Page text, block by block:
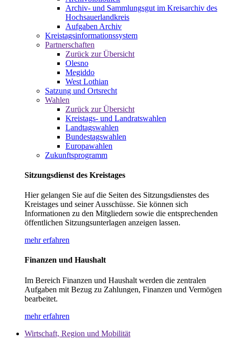
Archiv- und Sammlungsgut im Kreisarchiv des
Hochsauerlandkreis
Aufgaben Archiv
Kreistagsinformationssystem
Partnerschaften
Zurück zur Übersicht
Olesno
Megiddo
West Lothian
Satzung und Ortsrecht
Wahlen
Zurück zur Übersicht
Kreistags- und Landratswahlen
Landtagswahlen
Bundestagswahlen
Europawahlen
Zukunftsprogramm
Sitzungsdienst des Kreistages
Hier gelangen Sie auf die Seiten des Sitzungsdienstes des
Kreistages und seiner Ausschüsse. Sie können sich
Informationen zu den Mitgliedern sowie die entsprechenden
öffentlichen Sitzungsunterlagen anzeigen lassen.
mehr erfahren
Finanzen und Haushalt
Im Bereich Finanzen und Haushalt werden die zentralen
Aufgaben mit Bezug zu Zahlungen, Finanzen und Vermögen
bearbeitet.
mehr erfahren
Wirtschaft, Region und Mobilität